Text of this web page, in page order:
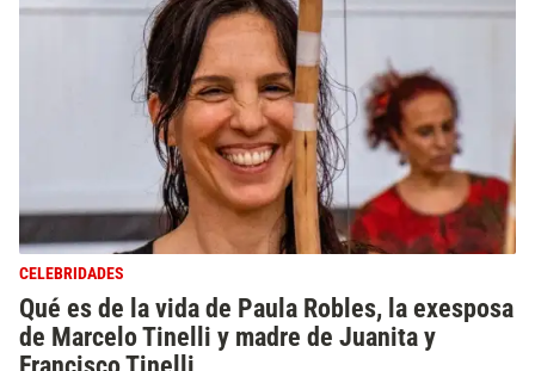
CELEBRIDADES
Qué es de la vida de Paula Robles, la exesposa
de Marcelo Tinelli y madre de Juanita y